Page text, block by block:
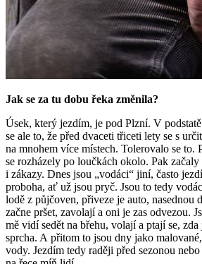
Jak se za tu dobu řeka změnila?
Úsek, který jezdím, je pod Plzní. V
se ale to, že před dvaceti třiceti lety se s
na mnohem více místech. Tolerovalo se to.
se rozházely po loučkách okolo. Pak
i zákazy. Dnes jsou „vodáci“ jiní, často
proboha, ať už jsou pryč. Jsou to tedy
lodě z půjčoven, přiveze je auto, nasednou
začne pršet, zavolají a oni je zas odvezou.
mě vidí sedět na břehu, volají a ptají se,
sprcha. A přitom to jsou dny jako
vody. Jezdím tedy raději před sezonou